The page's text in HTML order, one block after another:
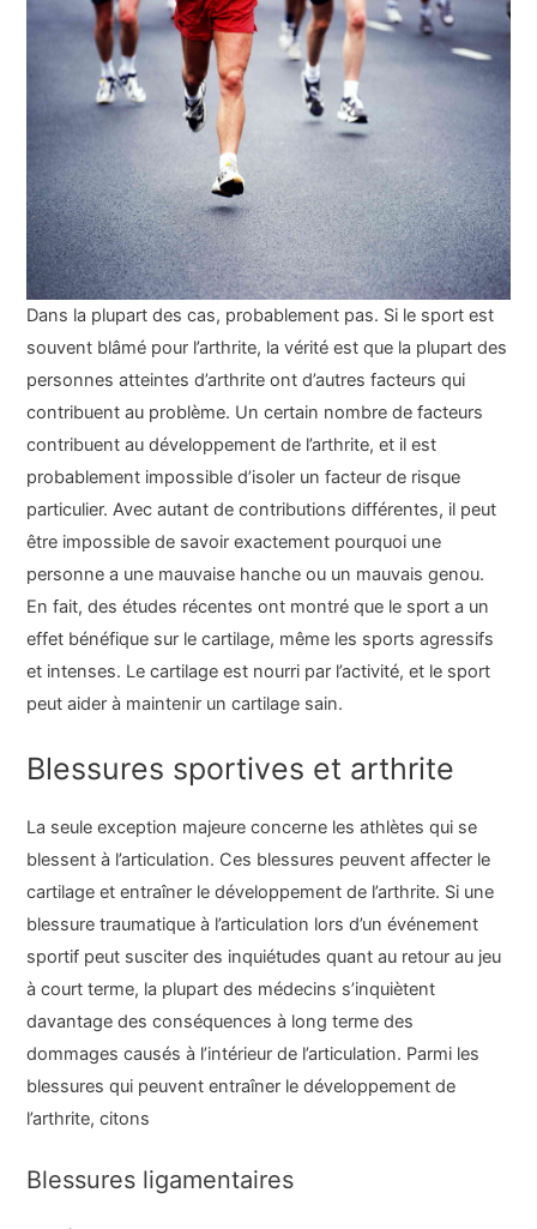
Dans la plupart des cas, probablement pas. Si le sport est
souvent blâmé pour l’arthrite, la vérité est que la plupart des
personnes atteintes d’arthrite ont d’autres facteurs qui
contribuent au problème. Un certain nombre de facteurs
contribuent au développement de l’arthrite, et il est
probablement impossible d’isoler un facteur de risque
particulier. Avec autant de contributions différentes, il peut
être impossible de savoir exactement pourquoi une
personne a une mauvaise hanche ou un mauvais genou.
En fait, des études récentes ont montré que le sport a un
effet bénéfique sur le cartilage, même les sports agressifs
et intenses. Le cartilage est nourri par l’activité, et le sport
peut aider à maintenir un cartilage sain.
Blessures sportives et arthrite
La seule exception majeure concerne les athlètes qui se
blessent à l’articulation. Ces blessures peuvent affecter le
cartilage et entraîner le développement de l’arthrite. Si une
blessure traumatique à l’articulation lors d’un événement
sportif peut susciter des inquiétudes quant au retour au jeu
à court terme, la plupart des médecins s’inquiètent
davantage des conséquences à long terme des
dommages causés à l’intérieur de l’articulation. Parmi les
blessures qui peuvent entraîner le développement de
l’arthrite, citons
Blessures ligamentaires